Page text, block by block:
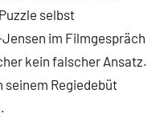
selbst
im Filmgespräch
kein falscher Ansatz.
seinem Regiedebüt